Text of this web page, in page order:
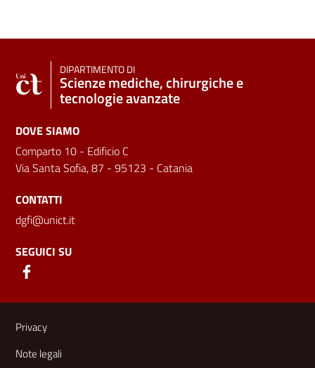
DIPARTIMENTO DI
Scienze mediche, chirurgiche e
tecnologie avanzate
DOVE SIAMO
Comparto 10 - Edificio C
Via Santa Sofia, 87 - 95123 - Catania
CONTATTI
dgfi@unict.it
SEGUICI SU
Link e informazioni utili
Privacy
Note legali